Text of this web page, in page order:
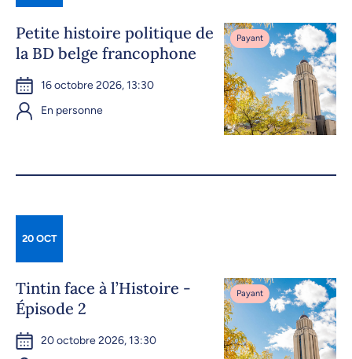
Petite histoire politique de
la BD belge francophone
16 octobre 2026, 13:30
En personne
Payant
20 OCT
Tintin face à l’Histoire -
Épisode 2
20 octobre 2026, 13:30
Payant